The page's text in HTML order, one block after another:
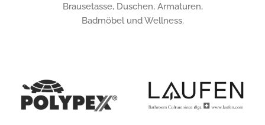
Brausetasse, Duschen, Armaturen,
Badmöbel und Wellness.